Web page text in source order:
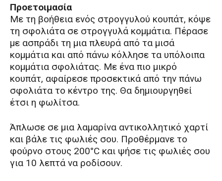
Προετοιμασία
Με τη βοήθεια ενός στρογγυλού κουπάτ, κόψε
τη σφολιάτα σε στρογγυλά κομμάτια. Πέρασε
με ασπράδι τη μια πλευρά από τα μισά
κομμάτια και από πάνω κόλλησε τα υπόλοιπα
κομμάτια σφολιάτας. Με ένα πιο μικρό
κουπάτ, αφαίρεσε προσεκτικά από την πάνω
σφολιάτα το κέντρο της. Θα δημιουργηθεί
έτσι η φωλίτσα.
Άπλωσε σε μια λαμαρίνα αντικολλητικό χαρτί
και βάλε τις φωλιές σου. Προθέρμανε το
φούρνο στους 200°C και ψήσε τις φωλιές σου
για 10 λεπτά να ροδίσουν.